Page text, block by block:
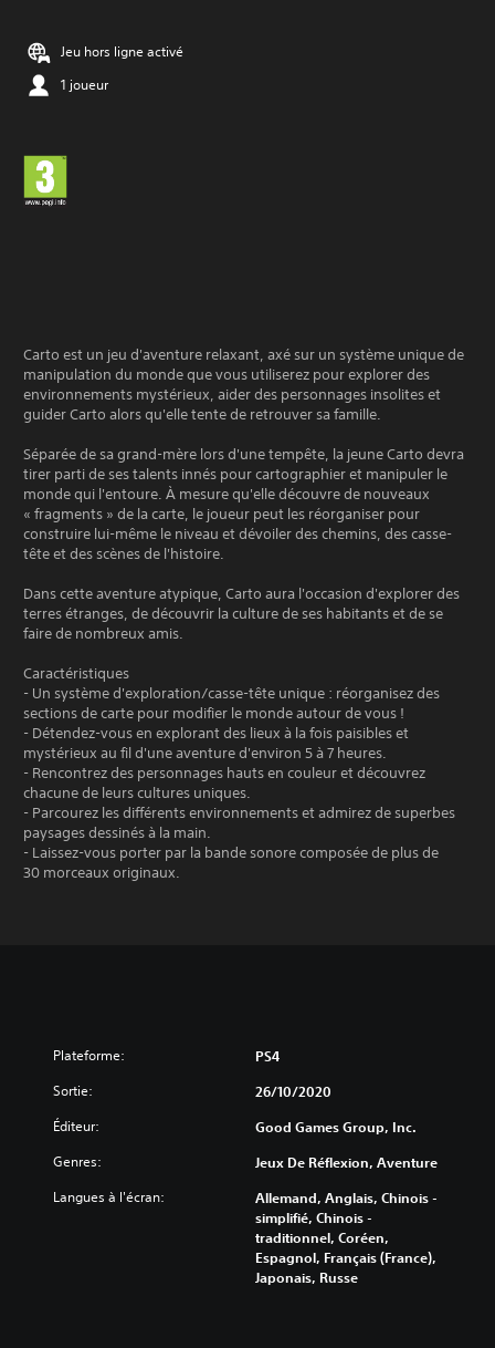
Jeu hors ligne activé
1 joueur
Carto est un jeu d'aventure relaxant, axé sur un système unique de
manipulation du monde que vous utiliserez pour explorer des
environnements mystérieux, aider des personnages insolites et
guider Carto alors qu'elle tente de retrouver sa famille.
Séparée de sa grand-mère lors d'une tempête, la jeune Carto devra
tirer parti de ses talents innés pour cartographier et manipuler le
monde qui l'entoure. À mesure qu'elle découvre de nouveaux
« fragments » de la carte, le joueur peut les réorganiser pour
construire lui-même le niveau et dévoiler des chemins, des casse-
tête et des scènes de l'histoire.
Dans cette aventure atypique, Carto aura l'occasion d'explorer des
terres étranges, de découvrir la culture de ses habitants et de se
faire de nombreux amis.
Caractéristiques
- Un système d'exploration/casse-tête unique : réorganisez des
sections de carte pour modifier le monde autour de vous !
- Détendez-vous en explorant des lieux à la fois paisibles et
mystérieux au fil d'une aventure d'environ 5 à 7 heures.
- Rencontrez des personnages hauts en couleur et découvrez
chacune de leurs cultures uniques.
- Parcourez les différents environnements et admirez de superbes
paysages dessinés à la main.
- Laissez-vous porter par la bande sonore composée de plus de
30 morceaux originaux.
Plateforme: PS4
Sortie: 26/10/2020
Éditeur: Good Games Group, Inc.
Genres: Jeux De Réflexion, Aventure
Langues à l'écran:
Allemand, Anglais, Chinois -
simplifié, Chinois -
traditionnel, Coréen,
Espagnol, Français (France),
Japonais, Russe